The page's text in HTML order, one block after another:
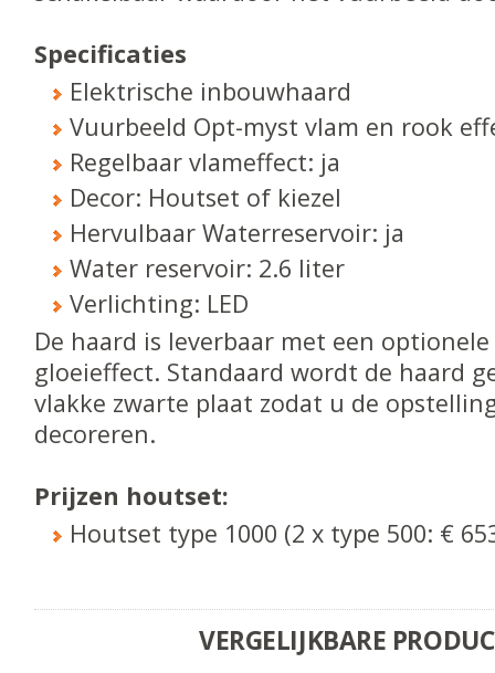
Specificaties
Elektrische inbouwhaard
Vuurbeeld Opt-myst vlam en rook
Regelbaar vlameffect: ja
Decor: Houtset of kiezel
Hervulbaar Waterreservoir: ja
Water reservoir: 2.6 liter
Verlichting: LED
De haard is leverbaar met een
gloeieffect. Standaard wordt de haard
vlakke zwarte plaat zodat u de
decoreren.
Prijzen houtset:
Houtset type 1000 (2 x type 500: €
VERGELIJKBARE